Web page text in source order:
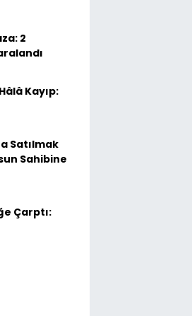
2
Kayıp:
Satılmak
Sahibine
Çarptı: